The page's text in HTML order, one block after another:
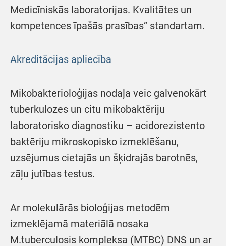
Medicīniskās laboratorijas. Kvalitātes un
kompetences īpašās prasības” standartam.
Akreditācijas apliecība
Mikobakterioloģijas nodaļa veic galvenokārt
tuberkulozes un citu mikobaktēriju
laboratorisko diagnostiku – acidorezistento
baktēriju mikroskopisko izmeklēšanu,
uzsējumus cietajās un šķidrajās barotnēs,
zāļu jutības testus.
Ar molekulārās bioloģijas metodēm
izmeklējamā materiālā nosaka
M.tuberculosis kompleksa (MTBC) DNS un ar